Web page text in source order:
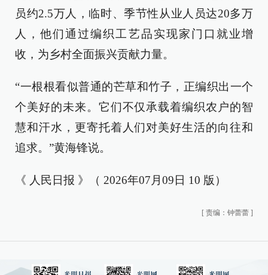
员约2.5万人，临时、季节性从业人员达20多万
人，他们通过编织工艺品实现家门口就业增
收，为乡村全面振兴贡献力量。
“一根根看似普通的芒草和竹子，正编织出一个
个美好的未来。它们不仅承载着编织农户的智
慧和汗水，更寄托着人们对美好生活的向往和
追求。”黄海锋说。
《 人民日报 》（ 2026年07月09日 10 版）
[ 责编：钟蕾蕾 ]